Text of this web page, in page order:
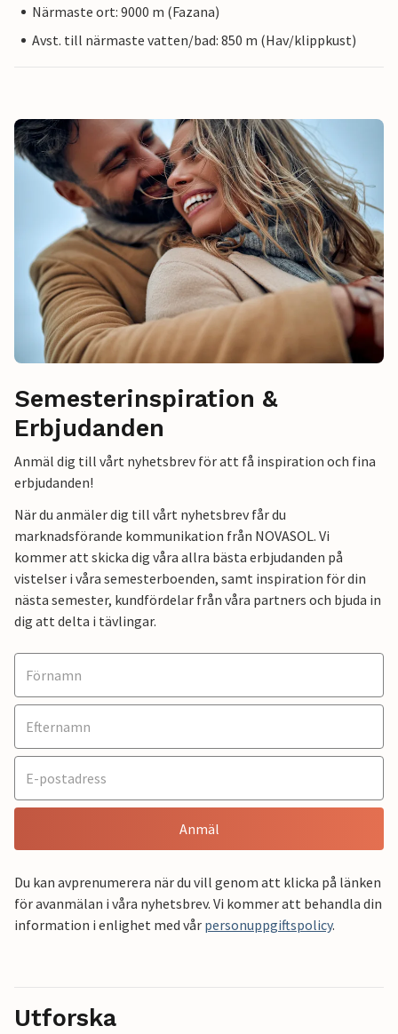
Närmaste ort: 9000 m (Fazana)
Avst. till närmaste vatten/bad: 850 m (Hav/klippkust)
Semesterinspiration &
Erbjudanden
Anmäl dig till vårt nyhetsbrev för att få inspiration och fina
erbjudanden!
När du anmäler dig till vårt nyhetsbrev får du
marknadsförande kommunikation från NOVASOL. Vi
kommer att skicka dig våra allra bästa erbjudanden på
vistelser i våra semesterboenden, samt inspiration för din
nästa semester, kundfördelar från våra partners och bjuda in
dig att delta i tävlingar.
Anmäl
Du kan avprenumerera när du vill genom att klicka på länken
för avanmälan i våra nyhetsbrev. Vi kommer att behandla din
information i enlighet med vår personuppgiftspolicy.
Utforska